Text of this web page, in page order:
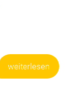
weiterlesen